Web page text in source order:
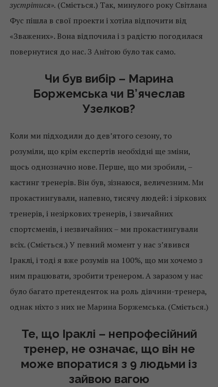
зустрітися». (Сміється.) Так, минулого року Світлана
Фус пішла в свої проекти і хотіла відпочити від
«Зважених». Вона відпочила і з радістю погодилася
повернутися до нас. З Анітою було так само.
Чи був вибір – Марина
Боржемська чи В’ячеслав
Узелков?
Коли ми підходили до дев’ятого сезону, то
розуміли, що крім експертів необхідні ще зміни,
щось однозначно нове. Перше, що ми зробили, –
кастинг тренерів. Він був, зізнаюся, величезним. Ми
прокастингували, напевно, тисячу людей: і зіркових
тренерів, і незіркових тренерів, і звичайних
спортсменів, і незвичайних – ми прокастингували
всіх. (Сміється.) У певний момент у нас з’явився
Іраклі, і тоді я вже розумів на 100%, що ми хочемо з
ним працювати, зробити тренером. А заразом у нас
було багато претенденток на роль дівчини-тренера,
однак ніхто з них не Марина Боржемська. (Сміється.)
Те, що Іраклі – непрофесійний
тренер, не означає, що він не
може впоратися з 9 людьми із
зайвою вагою